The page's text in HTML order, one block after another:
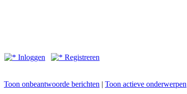
Inloggen
Registreren
Toon onbeantwoorde berichten | Toon actieve onderwerpen